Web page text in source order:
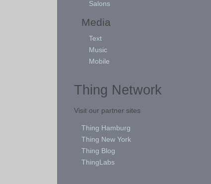
Salons
Media
Text
Music
Mobile
Thing Network
Visit our partner sites
Thing Hamburg
Thing New York
Thing Blog
ThingLabs